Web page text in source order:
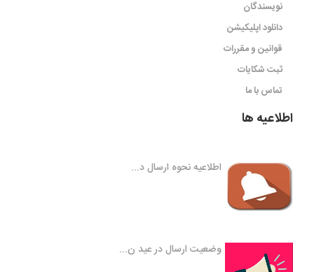
نویسندگان
دانلود اپلیکیشن
قوانین و مقررات
ثبت شکایات
تماس با ما
اطلاعیه ها
اطلاعیه نحوه ارسال د...
وضعیت ارسال در عید ن...